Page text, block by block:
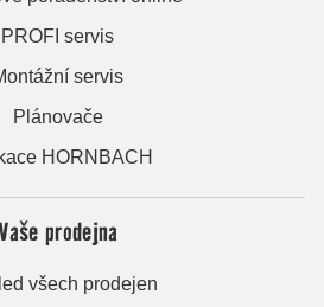
PROFI servis
servis
Plánovače
HORNBACH
prodejna
všech prodejen